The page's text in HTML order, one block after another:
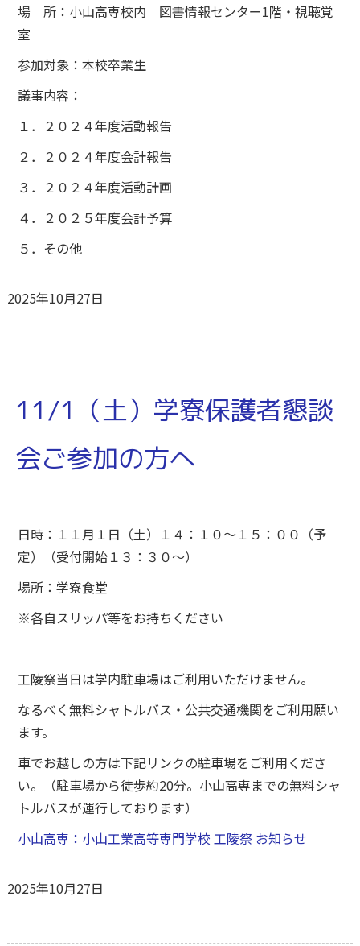
場 所：小山高専校内 図書情報センター1階・視聴覚
室
参加対象：本校卒業生
議事内容：
１．２０２４年度活動報告
２．２０２４年度会計報告
３．２０２４年度活動計画
４．２０２５年度会計予算
５．その他
2025年10月27日
11/1（土）学寮保護者懇談
会ご参加の方へ
日時：１１月１日（土）１４：１０～１５：００（予
定）（受付開始１３：３０～）
場所：学寮食堂
※各自スリッパ等をお持ちください
工陵祭当日は学内駐車場はご利用いただけません。
なるべく無料シャトルバス・公共交通機関をご利用願い
ます。
車でお越しの方は下記リンクの駐車場をご利用くださ
い。（駐車場から徒歩約20分。小山高専までの無料シャ
トルバスが運行しております）
小山高専：小山工業高等専門学校 工陵祭 お知らせ
2025年10月27日